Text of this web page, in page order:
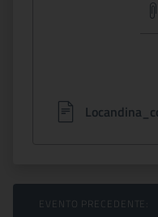
Sfoglia Eventi
EVENTO PRECEDENTE: